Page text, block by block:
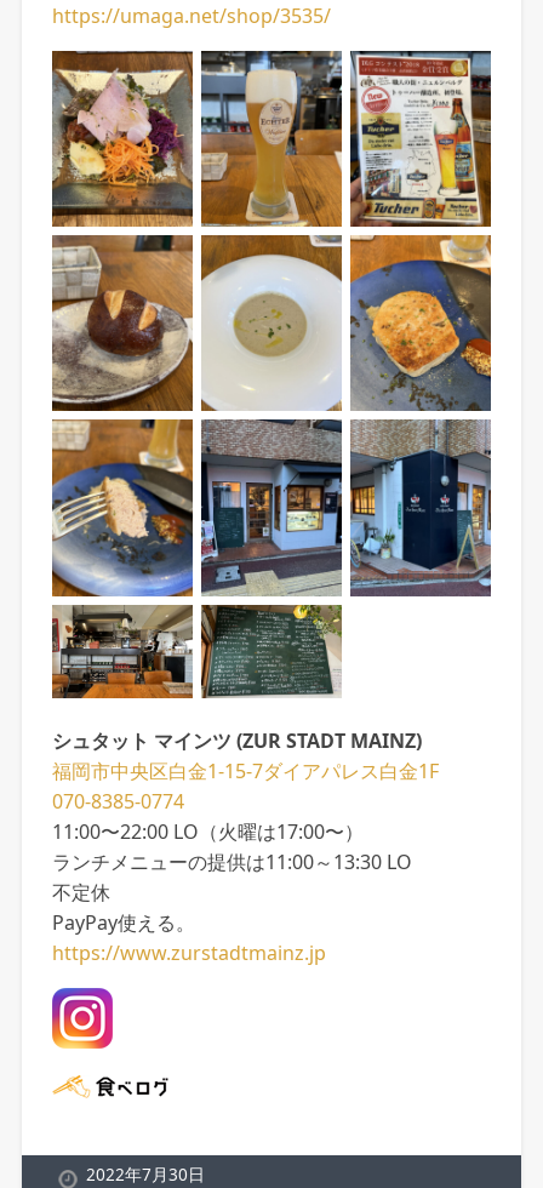
https://umaga.net/shop/3535/
シュタット マインツ (ZUR STADT MAINZ)
福岡市中央区白金1-15-7ダイアパレス白金1F
070-8385-0774
11:00〜22:00 LO（火曜は17:00〜）
ランチメニューの提供は11:00～13:30 LO
不定休
PayPay使える。
https://www.zurstadtmainz.jp
2022年7月30日